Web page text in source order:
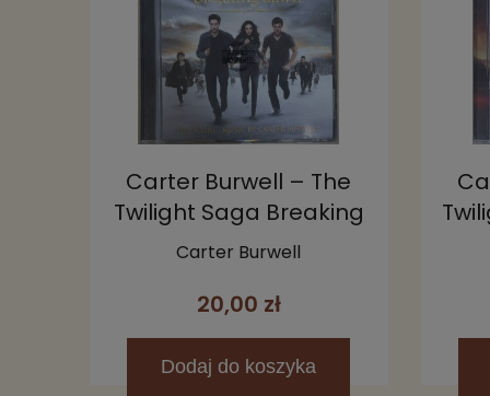
Carter Burwell – The
Twilight Saga Breaking
Dawn, Part 2 (Original
CD
Carter Burwell
20,00 zł
Dodaj do koszyka